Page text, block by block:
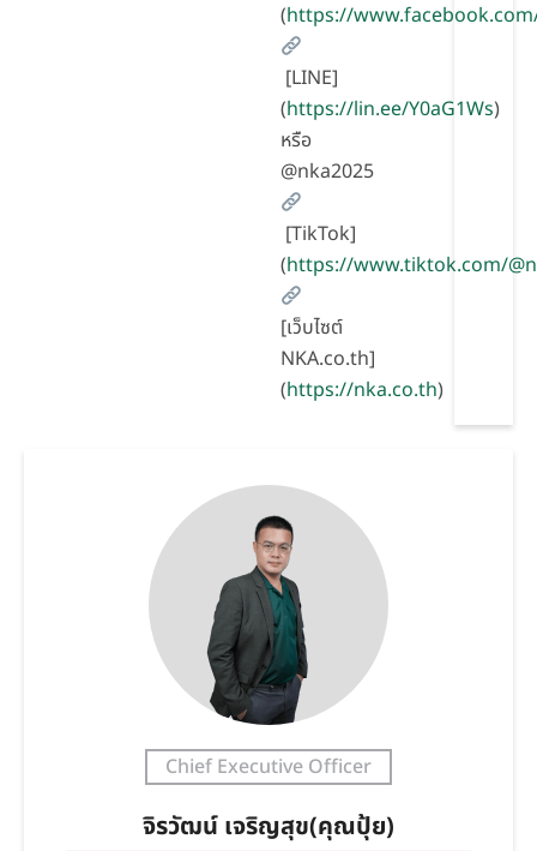
(https://
[LINE]
(https://lin.ee/Y0aG1Ws)
หรือ
@nka2025
[TikTok]
(https://www.tiktok.com/
[เว็บไซต์
NKA.co.th]
(https://nka.co.th)
Chief Executive Officer
จิรวัฒน์ เจริญสุข(คุณปุ้ย)